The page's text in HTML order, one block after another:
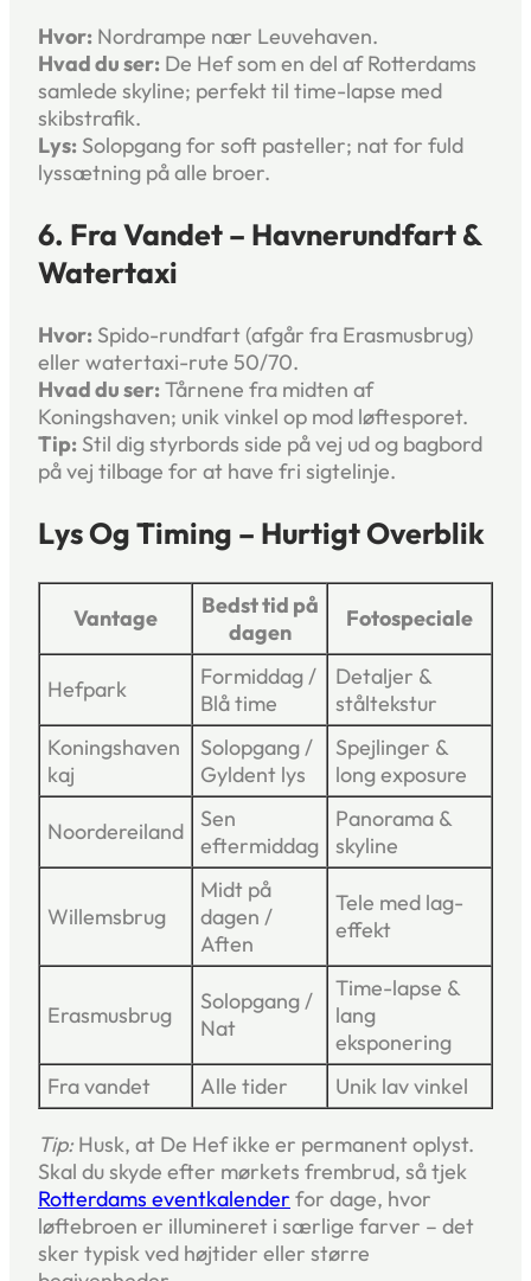
Hvor: Nordrampe nær Leuvehaven.
Hvad du ser: De Hef som en del af Rotterdams
samlede skyline; perfekt til time-lapse med
skibstrafik.
Lys: Solopgang for soft pasteller; nat for fuld
lys­sætning på alle broer.
6. Fra Vandet – Havnerundfart &
Watertaxi
Hvor: Spido-rundfart (afgår fra Erasmusbrug)
eller watertaxi-rute 50/70.
Hvad du ser:Tårnene fra midten af
Koningshaven; unik vinkel op mod løfte­sporet.
Tip: Stil dig styrbords side på vej ud og bagbord
på vej tilbage for at have fri sigtelinje.
Lys Og Timing – Hurtigt Overblik
Vantage
Bedst tid på
dagen
Fotospeciale
Hefpark
Formiddag /
Blå time
Detaljer &
ståltekstur
Koningshaven
kaj
Solopgang /
Gyldent lys
Spejlinger &
long exposure
Noordereiland
Sen
eftermiddag
Panorama &
skyline
Willemsbrug
Midt på
dagen /
Aften
Tele med lag-
effekt
Erasmusbrug
Solopgang /
Nat
Time-lapse &
lang
eksponering
Fra vandet
Alle tider Unik lav vinkel
Tip: Husk, at De Hef ikke er permanent oplyst.
Skal du skyde efter mørkets frembrud, så tjek
Rotterdams eventkalender for dage, hvor
løftebroen er illumineret i særlige farver – det
sker typisk ved højtider eller større